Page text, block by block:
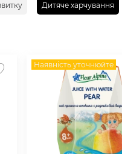
Дитяче харчування
Наявність уточнюйте